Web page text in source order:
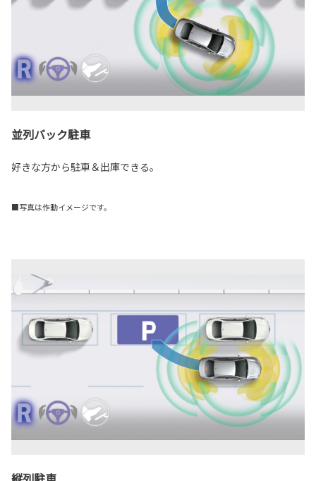
並列バック駐車
好きな方から駐車＆出庫できる。
■写真は作動イメージです。